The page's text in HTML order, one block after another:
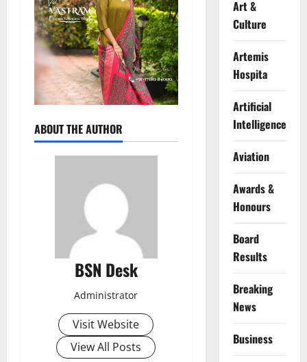
ABOUT THE AUTHOR
BSN Desk
Administrator
Visit Website
View All Posts
Art &
Culture
Artemis
Hospita
Artificial
Intelligence
Aviation
Awards &
Honours
Board
Results
Breaking
News
Business